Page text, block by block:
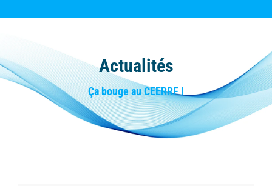
Actualités
Ça bouge au CEERRF !
Vous êtes ici :